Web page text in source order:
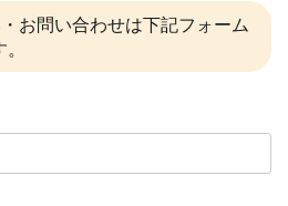
お問い合わせは下記フォーム